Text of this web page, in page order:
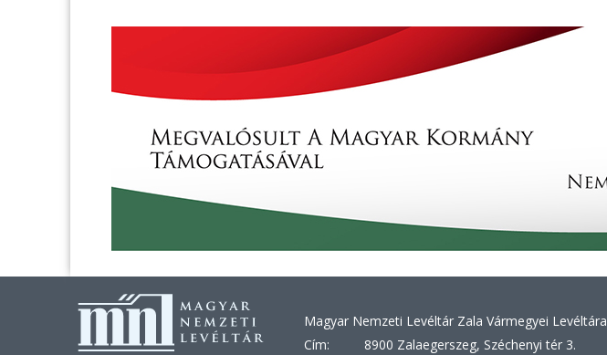
Magyar Nemzeti Levéltár Zala Vármegyei Levéltára
Cím:
8900 Zalaegerszeg, Széchenyi tér 3.